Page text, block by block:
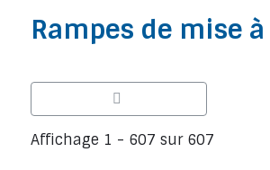
Rampes de mise
Affichage 1 - 607 sur 607